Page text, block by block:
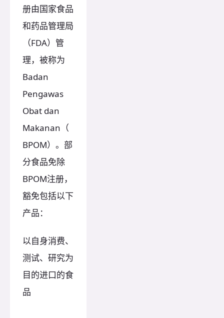
册由国家食品
和药品管理局
（FDA）管
理，被称为
Badan
Pengawas
Obat dan
Makanan（
BPOM）。部
分食品免除
BPOM注册，
豁免包括以下
产品：
以自身消费、
测试、研究为
目的进口的食
品